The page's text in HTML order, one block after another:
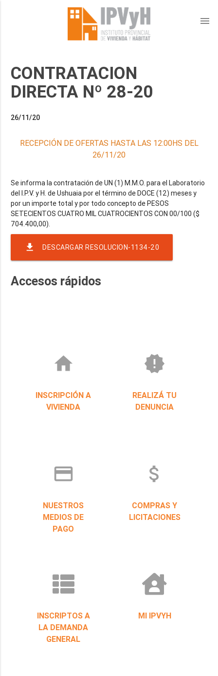
menu
CONTRATACION
DIRECTA Nº 28-20
26/11/20
RECEPCIÓN DE OFERTAS HASTA LAS 12:00HS DEL
26/11/20
Se informa la contratación de UN (1) M.M.O. para el Laboratorio
del I.P.V. y H. de Ushuaia por el término de DOCE (12) meses y
por un importe total y por todo concepto de PESOS
SETECIENTOS CUATRO MIL CUATROCIENTOS CON 00/100 ($
file_download DESCARGAR RESOLUCION-1134-20
Accesos rápidos
home
INSCRIPCIÓN A
VIVIENDA
new_releases
REALIZÁ TU
DENUNCIA
credit_card
NUESTROS
MEDIOS DE
PAGO
attach_money
COMPRAS Y
LICITACIONES
INSCRIPTOS A
LA DEMANDA
GENERAL
MI IPVYH